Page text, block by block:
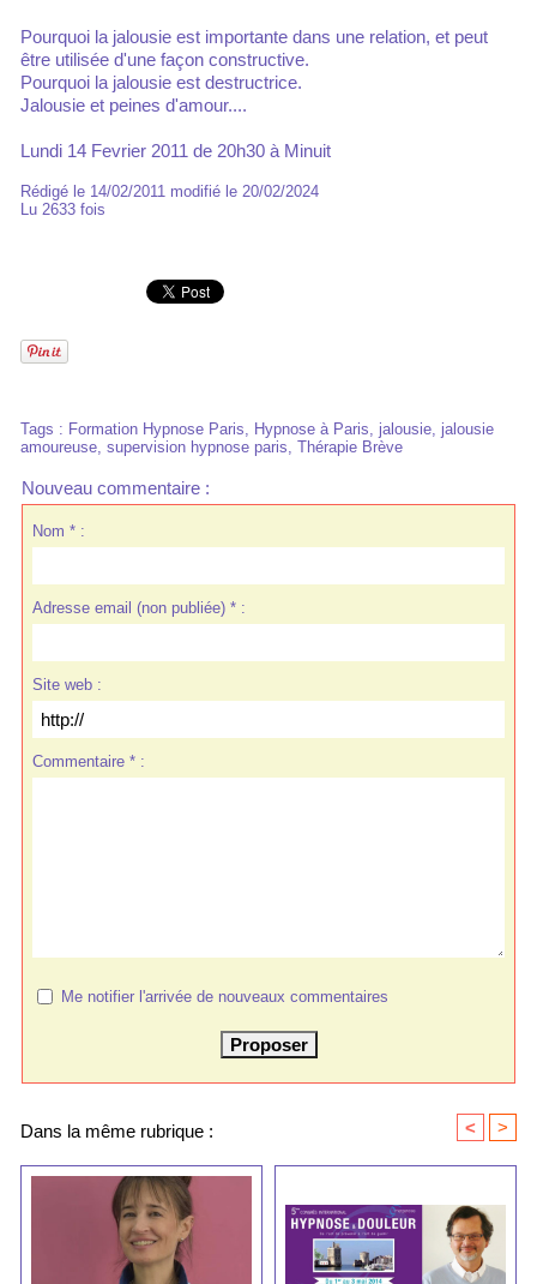
Pourquoi la jalousie est importante dans une relation, et peut
être utilisée d'une façon constructive.
Pourquoi la jalousie est destructrice.
Jalousie et peines d'amour....
Lundi 14 Fevrier 2011 de 20h30 à Minuit
Rédigé le 14/02/2011 modifié le 20/02/2024
Lu 2633 fois
Tags : Formation Hypnose Paris, Hypnose à Paris, jalousie, jalousie
amoureuse, supervision hypnose paris, Thérapie Brève
Nouveau commentaire :
Nom * :
Adresse email (non publiée) * :
Site web :
Commentaire * :
Me notifier l'arrivée de nouveaux commentaires
Dans la même rubrique : < >